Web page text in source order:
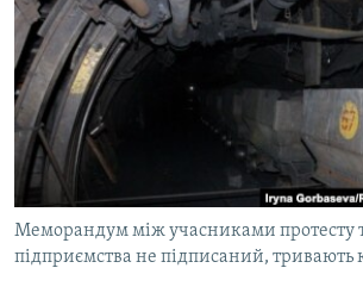
МУЛЬТИМЕДІА
ФОТО
СПЕЦПРОЄКТИ
ПОДКАСТИ
КРИМ РЕАЛІЇ
РУС
Меморандум між учасниками протесту
підприємства не підписаний, тривають